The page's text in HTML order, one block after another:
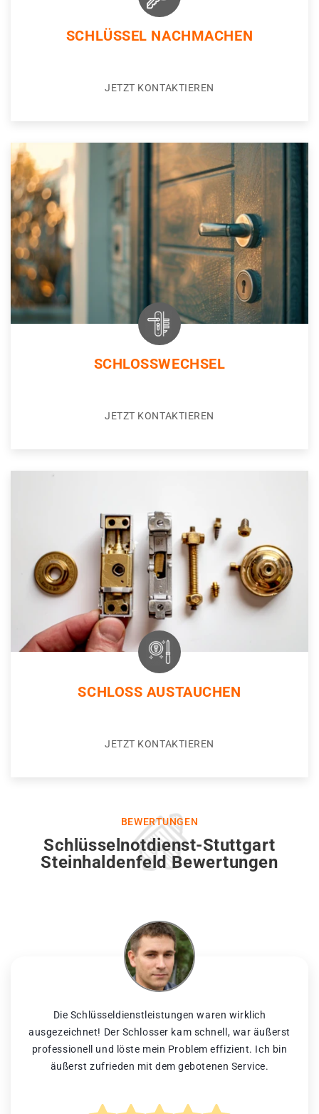
SCHLÜSSEL NACHMACHEN
JETZT KONTAKTIEREN
SCHLOSSWECHSEL
JETZT KONTAKTIEREN
SCHLOSS AUSTAUCHEN
JETZT KONTAKTIEREN
BEWERTUNGEN
Schlüsselnotdienst-Stuttgart
Steinhaldenfeld Bewertungen
Die Schlüsseldienstleistungen waren wirklich
ausgezeichnet! Der Schlosser kam schnell, war äußerst
professionell und löste mein Problem effizient. Ich bin
äußerst zufrieden mit dem gebotenen Service.